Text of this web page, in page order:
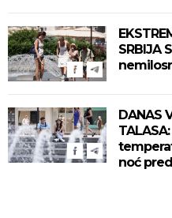
SRBIJA
DANAS
noć